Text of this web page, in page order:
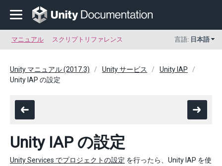
マニュアル スクリプトリファレンス 言語: 日本語
Unity マニュアル (2017.3) Unity サービス
Unity IAP
Unity IAP の設定
Unity IAP の設定
Unity Services でプロジェクトの設定 を行ったら、Unity IAP を使